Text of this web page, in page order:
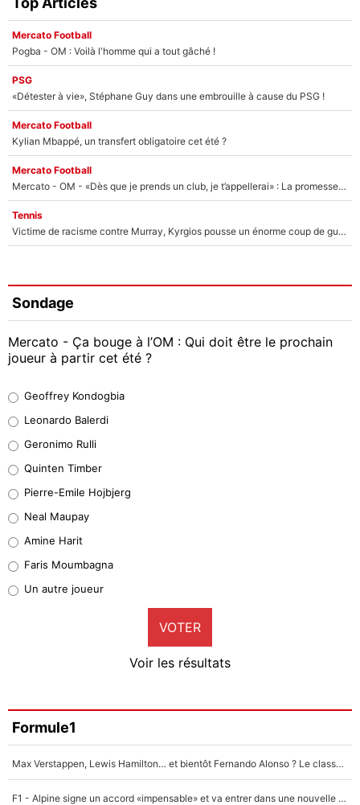
Mercato Football
Pogba - OM : Voilà l'homme qui a tout gâché !
PSG
«Détester à vie», Stéphane Guy dans une embrouille à cause du PSG !
Mercato Football
Kylian Mbappé, un transfert obligatoire cet été ?
Mercato Football
Mercato - OM - «Dès que je prends un club, je t’appellerai» : La promesse de Marcelino au moment de claquer la porte
Tennis
Victime de racisme contre Murray, Kyrgios pousse un énorme coup de gueule !
Sondage
Mercato - Ça bouge à l’OM : Qui doit être le prochain
joueur à partir cet été ?
38%
32%
5%
1%
9%
Faris Moumbagna
4%
Un autre joueur
5%
Geoffrey Kondogbia
Leonardo Balerdi
Geronimo Rulli
Quinten Timber
Pierre-Emile Hojbjerg
Neal Maupay
Amine Harit
Faris Moumbagna
Un autre joueur
VOTER
Voir les résultats
Formule1
Max Verstappen, Lewis Hamilton… et bientôt Fernando Alonso ? Le classement des pilotes les mieux payés en Formule 1 risque de changer !
F1 - Alpine signe un accord «impensable» et va entrer dans une nouvelle dimension : Grande nouvelle pour Pierre Gasly !